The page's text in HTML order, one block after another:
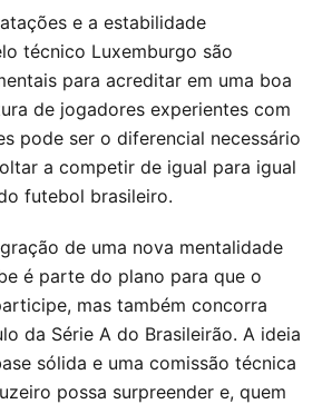
e a estabilidade
técnico Luxemburgo são
para acreditar em uma boa
de jogadores experientes com
pode ser o diferencial necessário
a competir de igual para igual
futebol brasileiro.
de uma nova mentalidade
é parte do plano para que o
mas também concorra
da Série A do Brasileirão. A ideia
sólida e uma comissão técnica
possa surpreender e, quem